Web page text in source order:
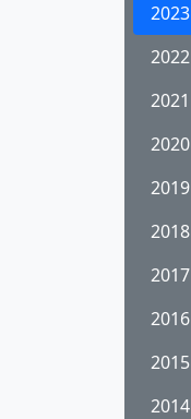
2023
2022
2021
2020
2019
2018
2017
2016
2015
2014